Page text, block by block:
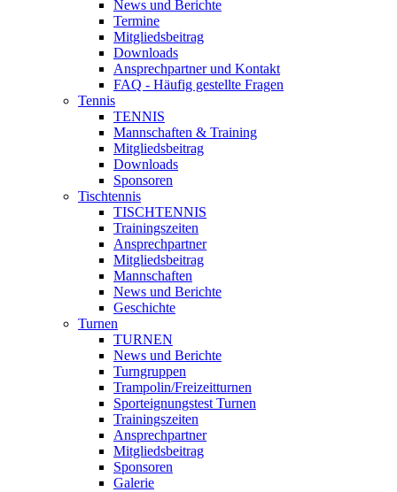
News und Berichte
Termine
Mitgliedsbeitrag
Downloads
Ansprechpartner und Kontakt
FAQ - Häufig gestellte Fragen
Tennis
TENNIS
Mannschaften & Training
Mitgliedsbeitrag
Downloads
Sponsoren
Tischtennis
TISCHTENNIS
Trainingszeiten
Ansprechpartner
Mitgliedsbeitrag
Mannschaften
News und Berichte
Geschichte
Turnen
TURNEN
News und Berichte
Turngruppen
Trampolin/Freizeitturnen
Sporteignungstest Turnen
Trainingszeiten
Ansprechpartner
Mitgliedsbeitrag
Sponsoren
Galerie